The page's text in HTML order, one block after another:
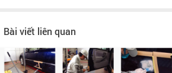
Bài viết liên quan